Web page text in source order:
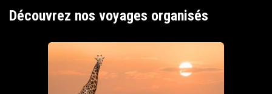
Découvrez nos voyages organisés